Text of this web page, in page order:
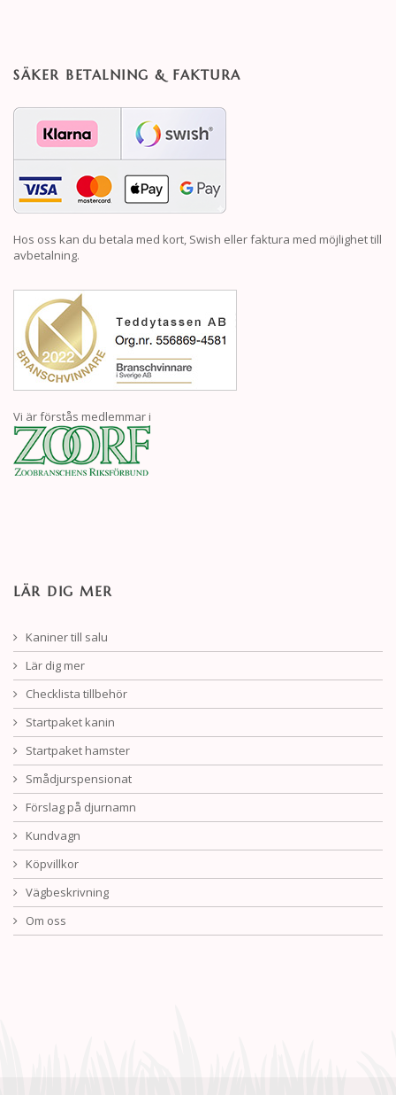
SÄKER BETALNING & FAKTURA
Hos oss kan du betala med kort, Swish eller faktura med möjlighet till
avbetalning.
Vi är förstås medlemmar i
LÄR DIG MER
Kaniner till salu
Lär dig mer
Checklista tillbehör
Startpaket kanin
Startpaket hamster
Smådjurspensionat
Förslag på djurnamn
Kundvagn
Köpvillkor
Vägbeskrivning
Om oss